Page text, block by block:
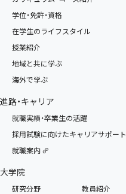
学位・免許・資格
在学生のライフスタイル
授業紹介
地域と共に学ぶ
海外で学ぶ
進路・キャリア
就職実績・卒業生の活躍
採用試験に向けたキャリアサポート
就職案内
大学院
研究分野
教員紹介